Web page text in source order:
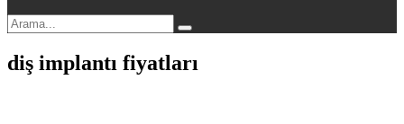
diş implantı fiyatları